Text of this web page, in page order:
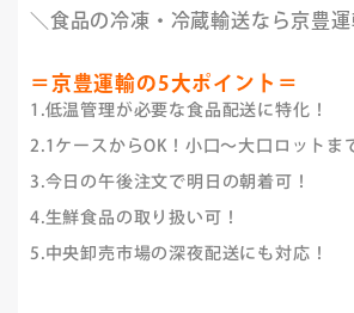
＼食品の冷凍・冷蔵輸送なら京豊
＝京豊運輸の5大ポイント＝
1.低温管理が必要な食品配送に特化！
2.1ケースからOK！小口～大口ロットま
3.今日の午後注文で明日の朝着可！
4.生鮮食品の取り扱い可！
5.中央卸売市場の深夜配送にも対応！